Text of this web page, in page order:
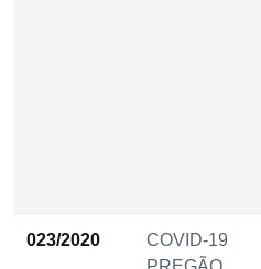
023/2020
COVID-19